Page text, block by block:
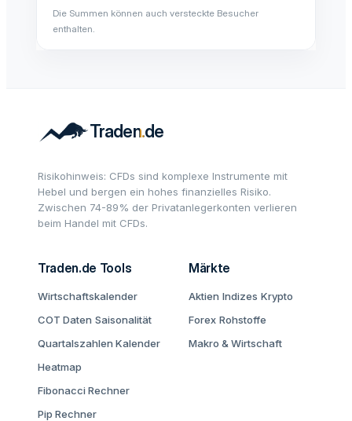
Die Summen können auch versteckte Besucher
enthalten.
Risikohinweis: CFDs sind komplexe Instrumente mit
Hebel und bergen ein hohes finanzielles Risiko.
Zwischen 74-89% der Privatanlegerkonten verlieren
beim Handel mit CFDs.
Traden.de Tools
Wirtschaftskalender
COT Daten Saisonalität
Quartalszahlen Kalender
Heatmap
Fibonacci Rechner
Pip Rechner
Märkte
Aktien Indizes Krypto
Forex Rohstoffe
Makro & Wirtschaft